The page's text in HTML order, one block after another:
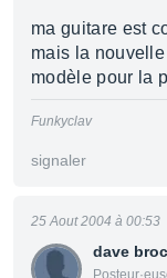
ma guitare est
mais la
modèle pour la
Funkyclav
signaler
dave
25 Aout 2004 à 00:53